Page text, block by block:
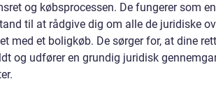
og købsprocessen. De fungerer som
til at rådgive dig om alle de juridiske
med et boligkøb. De sørger for, at dine
og udfører en grundig juridisk